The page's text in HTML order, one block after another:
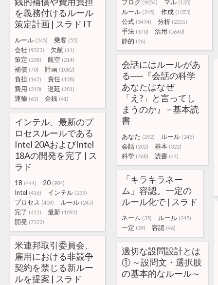
ブログ (9054) マル (135)
ルール (245) 作成 (1073)
公式 (3474) 分析 (2251)
手法 (370) 活用 (5660)
静的 (26)
を義務付けるルール
策定計画 | スラド IT
ルール (245) 乗客 (55)
会社 (9322) 欠航 (11)
策定 (238) 航空 (214)
補償 (70) 計画 (1082)
負担 (167) 責任 (128)
費用 (210) 遅延 (201)
運輸 (63) 金銭 (41)
会話にはルールがあ
る──『会話の科学
あなたはなぜ
「え?」と言ってし
まうのか』 – 基本読
書
あなた (292) ルール (245)
会話 (202) 基本 (322)
科学 (268) 読書 (44)
インテル、最新のプ
ロセスルールである
Intel 20AおよびIntel
18Aの開発を完了 | ス
ラド
18 (444) 20 (984)
Intel (416) インテル (239)
プロセス (409) ルール (245)
完了 (411) 最新 (1092)
開発 (7222)
「キラキラネー
ム」容認。一定の
ルール化で | スラド
ネーム (35) ルール (245)
一定 (39) 容認 (46)
米連邦取引委員会、
雇用における非競争
契約を禁じる新ルー
ルを提案 | スラド
適切な設問設計とは
① ～設問文・選択肢
の基本的なルール～